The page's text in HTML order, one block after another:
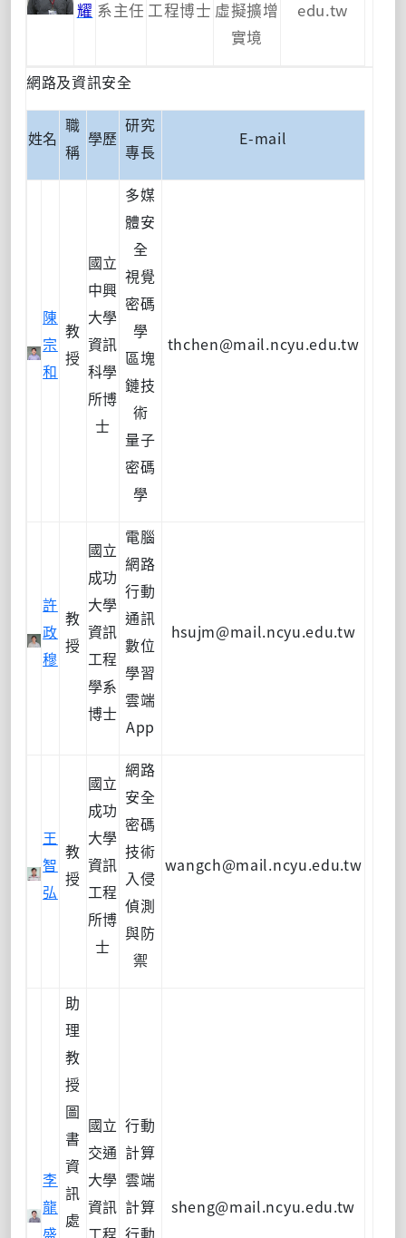
耀 系主任 工程博士 虛擬擴增
實境
edu.tw
網路及資訊安全
姓名
職
稱
學歷
研究
專長
E-mail
陳
宗
和
教
授
國立
中興
大學
資訊
科學
所博
士
多媒
體安
全
視覺
密碼
學
區塊
鏈技
術
量子
密碼
學
thchen@mail.ncyu.edu.tw
許
政
穆
教
授
國立
成功
大學
資訊
工程
學系
博士
電腦
網路
行動
通訊
數位
學習
雲端
App
hsujm@mail.ncyu.edu.tw
王
智
弘
教
授
國立
成功
大學
資訊
工程
所博
士
網路
安全
密碼
技術
入侵
偵測
與防
禦
wangch@mail.ncyu.edu.tw
李
龍
盛
助
理
教
授
圖
書
資
訊
處
國立
交通
大學
資訊
工程
行動
計算
雲端
計算
行動
sheng@mail.ncyu.edu.tw